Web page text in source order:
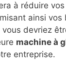
à réduire
ainsi vos
devriez
machine à
entreprise.